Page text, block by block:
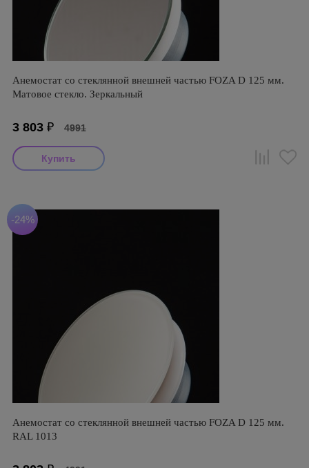
Анемостат со стеклянной внешней частью FOZA D 125 мм.
Матовое стекло. Зеркальный
3 803 ₽ 4991
-24%
Анемостат со стеклянной внешней частью FOZA D 125 мм.
RAL 1013